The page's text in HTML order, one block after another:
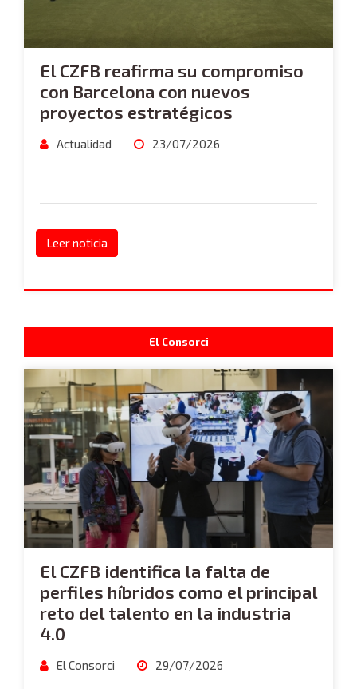
El CZFB reafirma su compromiso
con Barcelona con nuevos
proyectos estratégicos
Actualidad 23/07/2026
Leer noticia
El Consorci
El CZFB identifica la falta de
perfiles híbridos como el principal
reto del talento en la industria
4.0
El Consorci 29/07/2026